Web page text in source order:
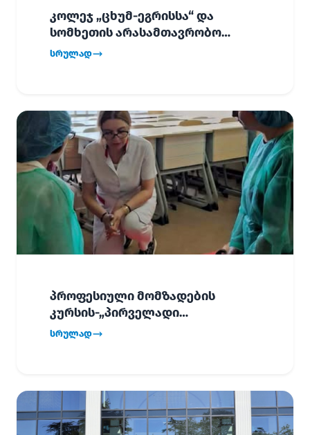
კოლეჯ „ცხუმ-ეგრისსა“ და
სომხეთის არასამთავრობო
ორგანიზაცია „Youth is Power“-ს
სრულად
პროფესიული მომზადების
კურსის-„პირველადი
გადაუდებელი დახმარება“,
სრულად